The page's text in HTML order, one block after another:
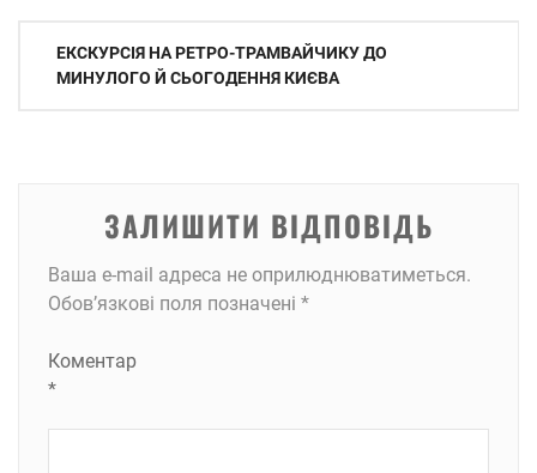
Навігація
записів
ЕКСКУРСІЯ НА РЕТРО-ТРАМВАЙЧИКУ ДО
МИНУЛОГО Й СЬОГОДЕННЯ КИЄВА
ЗАЛИШИТИ ВІДПОВІДЬ
Ваша e-mail адреса не оприлюднюватиметься.
Обов’язкові поля позначені *
Коментар
*